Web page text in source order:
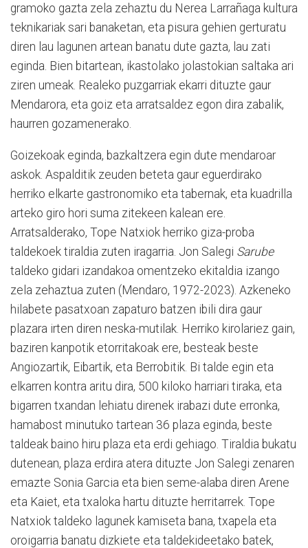
gramoko gazta zela zehaztu du Nerea Larrañaga kultura
teknikariak sari banaketan, eta pisura gehien gerturatu
diren lau lagunen artean banatu dute gazta, lau zati
eginda. Bien bitartean, ikastolako jolastokian saltaka ari
ziren umeak. Realeko puzgarriak ekarri dituzte gaur
Mendarora, eta goiz eta arratsaldez egon dira zabalik,
haurren gozamenerako.
Goizekoak eginda, bazkaltzera egin dute mendaroar
askok. Aspalditik zeuden beteta gaur eguerdirako
herriko elkarte gastronomiko eta tabernak, eta kuadrilla
arteko giro hori suma zitekeen kalean ere.
Arratsalderako, Tope Natxiok herriko giza-proba
taldekoek tiraldia zuten iragarria. Jon Salegi Sarube
taldeko gidari izandakoa omentzeko ekitaldia izango
zela zehaztua zuten (Mendaro, 1972-2023). Azkeneko
hilabete pasatxoan zapaturo batzen ibili dira gaur
plazara irten diren neska-mutilak. Herriko kirolariez gain,
baziren kanpotik etorritakoak ere, besteak beste
Angiozartik, Eibartik, eta Berrobitik. Bi talde egin eta
elkarren kontra aritu dira, 500 kiloko harriari tiraka, eta
bigarren txandan lehiatu direnek irabazi dute erronka,
hamabost minutuko tartean 36 plaza eginda, beste
taldeak baino hiru plaza eta erdi gehiago. Tiraldia bukatu
dutenean, plaza erdira atera dituzte Jon Salegi zenaren
emazte Sonia Garcia eta bien seme-alaba diren Arene
eta Kaiet, eta txaloka hartu dituzte herritarrek. Tope
Natxiok taldeko lagunek kamiseta bana, txapela eta
oroigarria banatu dizkiete eta taldekideetako batek,